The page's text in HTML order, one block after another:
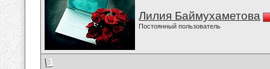
Лилия Баймухаметова
Постоянный пользователь